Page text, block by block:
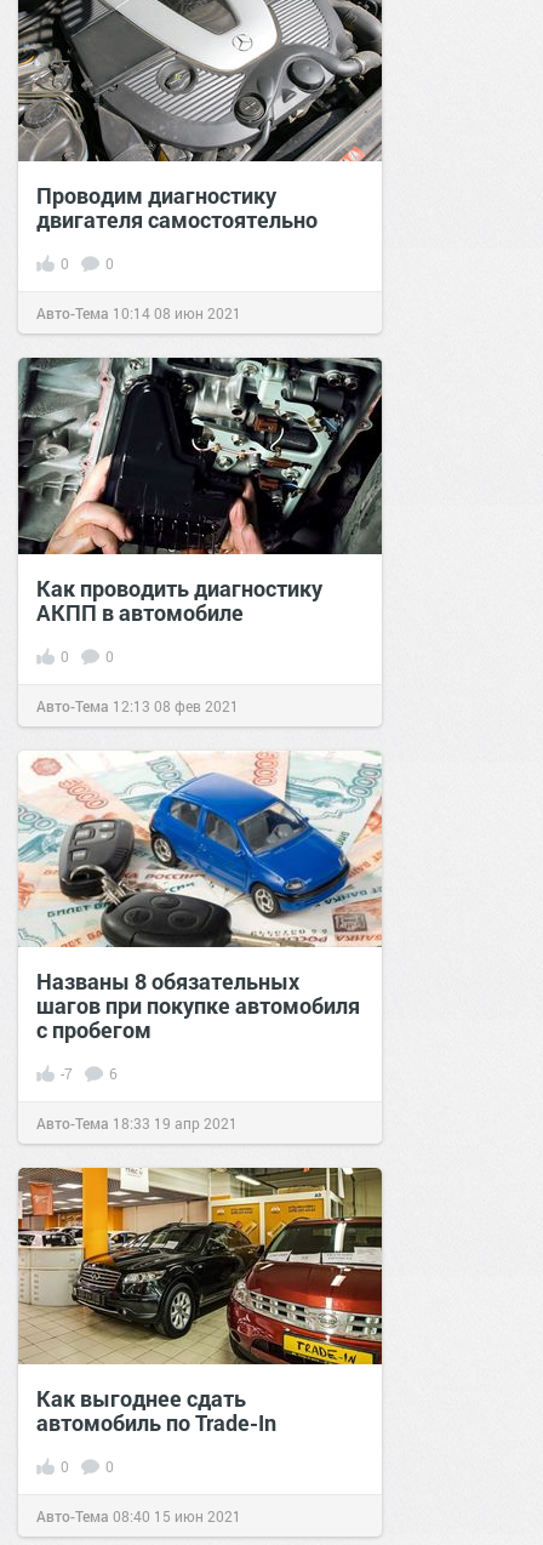
Проводим диагностику
двигателя самостоятельно
0 0
Авто-Тема 10:1408 июн 2021
Как проводить диагностику
АКПП в автомобиле
0 0
Авто-Тема 12:13 08 фев 2021
Названы 8 обязательных
шагов при покупке автомобиля
с пробегом
-7 6
Авто-Тема 18:33 19 апр 2021
Как выгоднее сдать
автомобиль по Trade-In
0 0
Авто-Тема 08:40 15 июн 2021